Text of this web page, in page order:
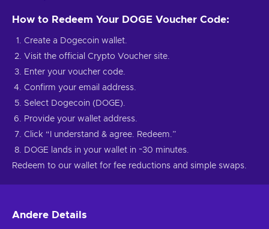
How to Redeem Your DOGE Voucher Code:
Create a Dogecoin wallet.
Visit the official Crypto Voucher site.
Enter your voucher code.
Confirm your email address.
Select Dogecoin (DOGE).
Provide your wallet address.
Click “I understand & agree. Redeem.”
DOGE lands in your wallet in ~30 minutes.
Redeem to our wallet for fee reductions and simple swaps.
Andere Details